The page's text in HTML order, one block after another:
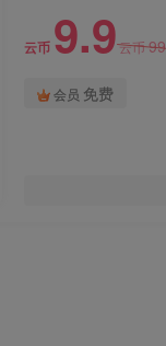
云币 9.9云币99
会员 免费